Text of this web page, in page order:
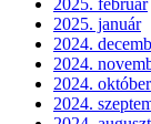
2025. február
2025. január
2024.
2024.
2024. október
2024.